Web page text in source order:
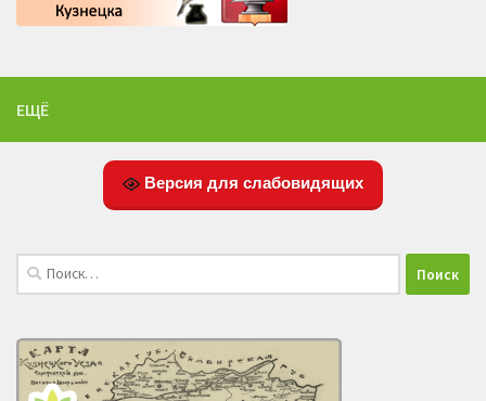
ЕЩЁ
Версия для слабовидящих
Найти: